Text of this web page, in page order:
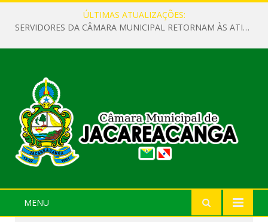
ÚLTIMAS ATUALIZAÇÕES:
SERVIDORES DA CÂMARA MUNICIPAL RETORNAM ÀS ATIVIDADES APÓS O RECESSO PARLAMENTAR
MENU